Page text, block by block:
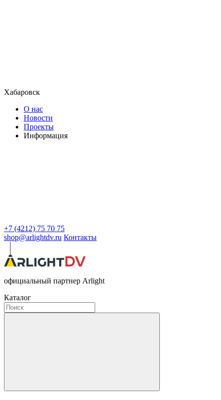
Хабаровск
О нас
Новости
Проекты
Информация
+7 (4212) 75 70 75
shop@arlightdv.ru Контакты
официальный партнер Arlight
Каталог